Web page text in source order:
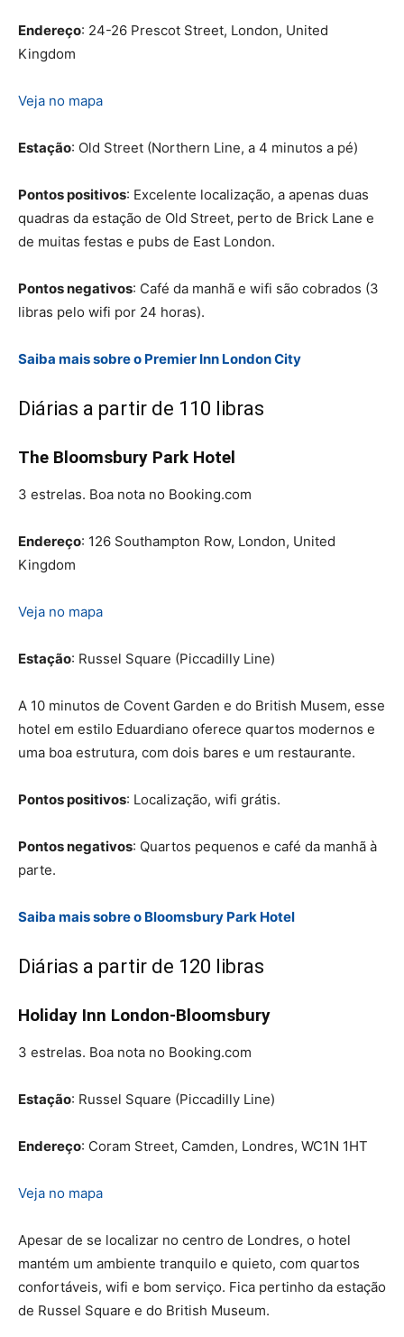
Endereço: 24-26 Prescot Street, London, United
Kingdom
Veja no mapa
Estação: Old Street (Northern Line, a 4 minutos a pé)
Pontos positivos: Excelente localização, a apenas duas
quadras da estação de Old Street, perto de Brick Lane e
de muitas festas e pubs de East London.
Pontos negativos: Café da manhã e wifi são cobrados (3
libras pelo wifi por 24 horas).
Saiba mais sobre o Premier Inn London City
Diárias a partir de 110 libras
The Bloomsbury Park Hotel
3 estrelas. Boa nota no Booking.com
Endereço: 126 Southampton Row, London, United
Kingdom
Veja no mapa
Estação: Russel Square (Piccadilly Line)
A 10 minutos de Covent Garden e do British Musem, esse
hotel em estilo Eduardiano oferece quartos modernos e
uma boa estrutura, com dois bares e um restaurante.
Pontos positivos: Localização, wifi grátis.
Pontos negativos: Quartos pequenos e café da manhã à
parte.
Saiba mais sobre o Bloomsbury Park Hotel
Diárias a partir de 120 libras
Holiday Inn London-Bloomsbury
3 estrelas. Boa nota no Booking.com
Estação: Russel Square (Piccadilly Line)
Endereço: Coram Street, Camden, Londres, WC1N 1HT
Veja no mapa
Apesar de se localizar no centro de Londres, o hotel
mantém um ambiente tranquilo e quieto, com quartos
confortáveis, wifi e bom serviço. Fica pertinho da estação
de Russel Square e do British Museum.